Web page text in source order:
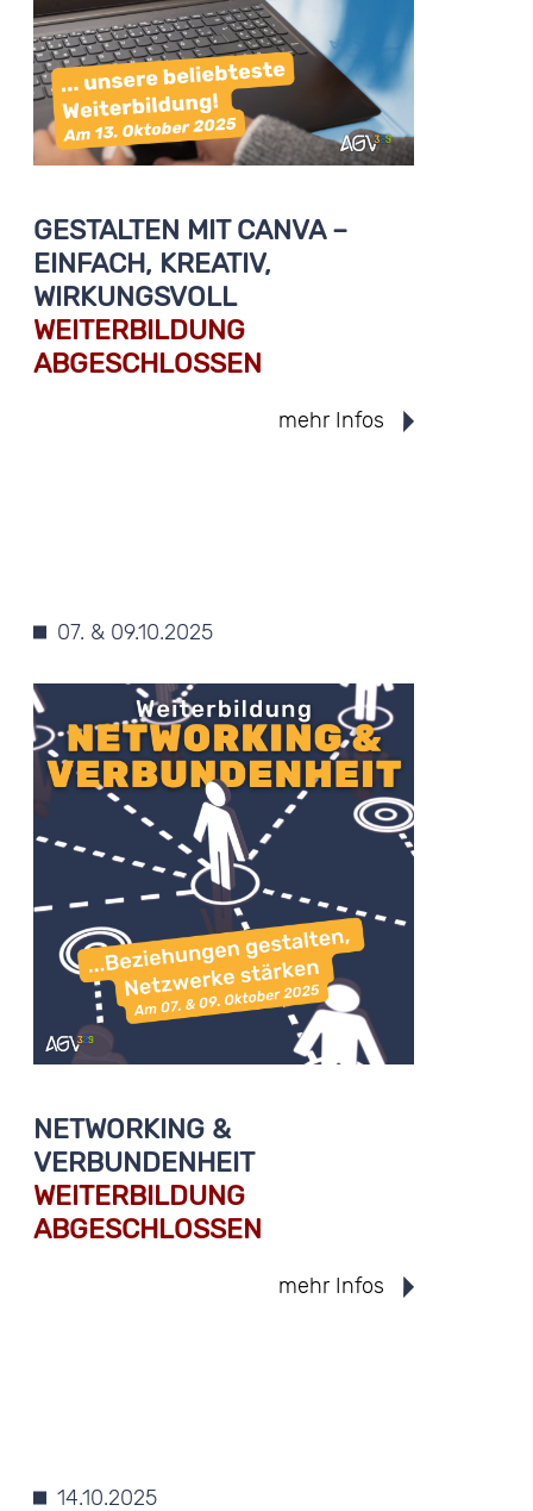
GESTALTEN MIT CANVA –
EINFACH, KREATIV,
WIRKUNGSVOLL
WEITERBILDUNG
ABGESCHLOSSEN
mehr Infos
07. & 09.10.2025
NETWORKING &
VERBUNDENHEIT
WEITERBILDUNG
ABGESCHLOSSEN
mehr Infos
14.10.2025